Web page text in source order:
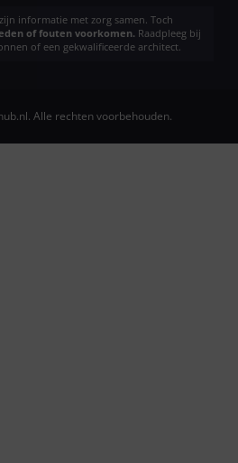
informatie met zorg samen. Toch
of fouten voorkomen. Raadpleeg bij
of een gekwalificeerde architect.
Alle rechten voorbehouden.